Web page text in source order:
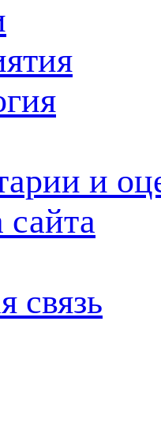
и
связь